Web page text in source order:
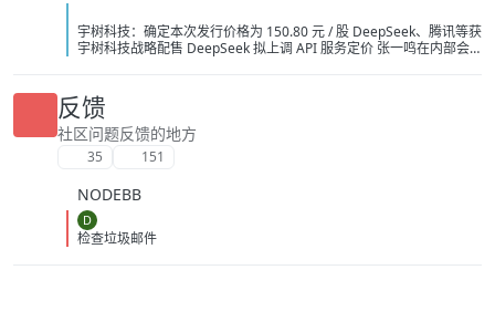
宇树科技：确定本次发行价格为 150.80 元 / 股 DeepSeek、腾讯等获
宇树科技战略配售 DeepSeek 拟上调 API 服务定价 张一鸣在内部会
OpenAI 要求法官驳回苹果指控其窃取商业秘密的诉讼 阿里云：视频
生成模型 Wan3.0 开启公测 中国 AI 原生 App 用户量 Top 10：豆包
3.82 亿月活断层第一 广州住房商贷利率最低可至 2.7%
反馈
社区问题反馈的地方
35 151
NODEBB
D
检查垃圾邮件